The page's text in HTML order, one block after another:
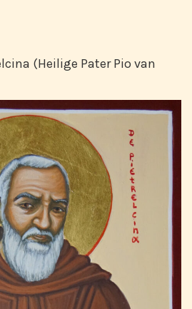
(Heilige Pater Pio van